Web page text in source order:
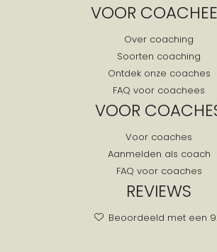
VOOR
Over coaching
Soorten coaching
Ontdek onze coaches
FAQ voor coachees
VOOR
Voor coaches
Aanmelden als coach
FAQ voor coaches
REVIEWS
Beoordeeld met een